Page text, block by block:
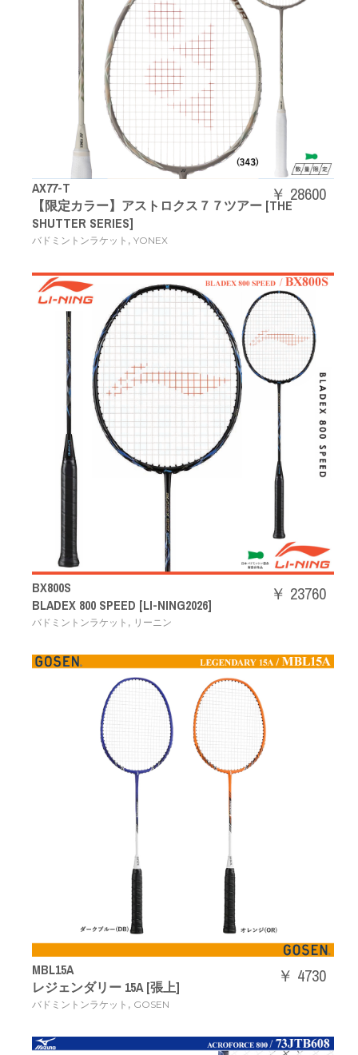
AX77-T
【限定カラー】アストロクス７７ツアー [THE
SHUTTER SERIES]
バドミントンラケット , YONEX
￥ 28600
BX800S
BLADEX 800 SPEED [LI-NING2026]
バドミントンラケット , リーニン
￥ 23760
MBL15A
レジェンダリー 15A [張上]
バドミントンラケット , GOSEN
￥ 4730